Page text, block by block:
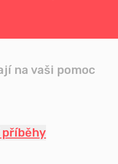
na vaši pomoc
příběhy